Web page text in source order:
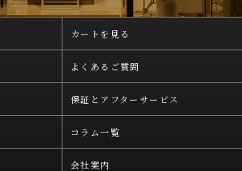
カートを見る
よくあるご質問
保証とアフターサービス
コラム一覧
会社案内